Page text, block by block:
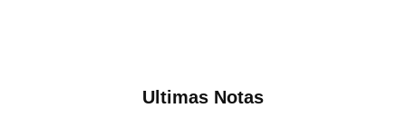
Ultimas Notas